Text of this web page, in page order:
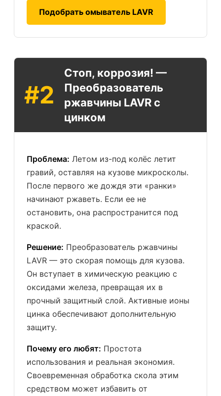
Подобрать омыватель LAVR
#2
Стоп, коррозия! —
Преобразователь
ржавчины LAVR с
цинком
Проблема: Летом из-под колёс летит
гравий, оставляя на кузове микросколы.
После первого же дождя эти «ранки»
начинают ржаветь. Если ее не
остановить, она распространится под
краской.
Решение: Преобразователь ржавчины
LAVR — это скорая помощь для кузова.
Он вступает в химическую реакцию с
оксидами железа, превращая их в
прочный защитный слой. Активные ионы
цинка обеспечивают дополнительную
защиту.
Почему его любят: Простота
использования и реальная экономия.
Своевременная обработка скола этим
средством может избавить от